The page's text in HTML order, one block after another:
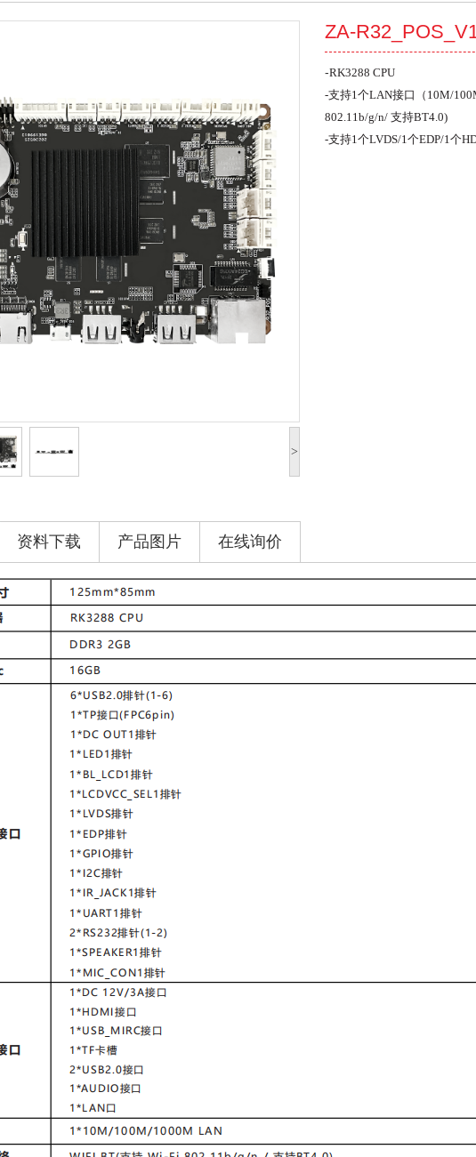
>
ZA-
-RK3288 CPU
-支持1个LAN接口（10M/
802.11b/g/n/ 支持BT4.0)
-支持1个LVDS/1个EDP/1个
资料下载 产品图片 在线询价